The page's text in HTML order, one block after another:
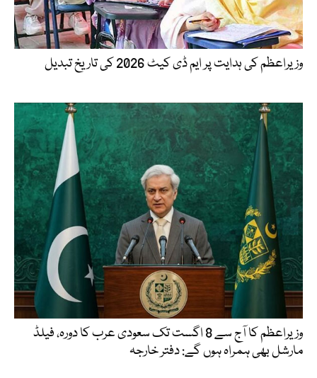
وزیراعظم کی ہدایت پر ایم ڈی کیٹ 2026 کی تاریخ تبدیل
وزیراعظم کا آج سے 8 اگست تک سعودی عرب کا دورہ، فیلڈ
مارشل بھی ہمراہ ہوں گے: دفتر خارجہ